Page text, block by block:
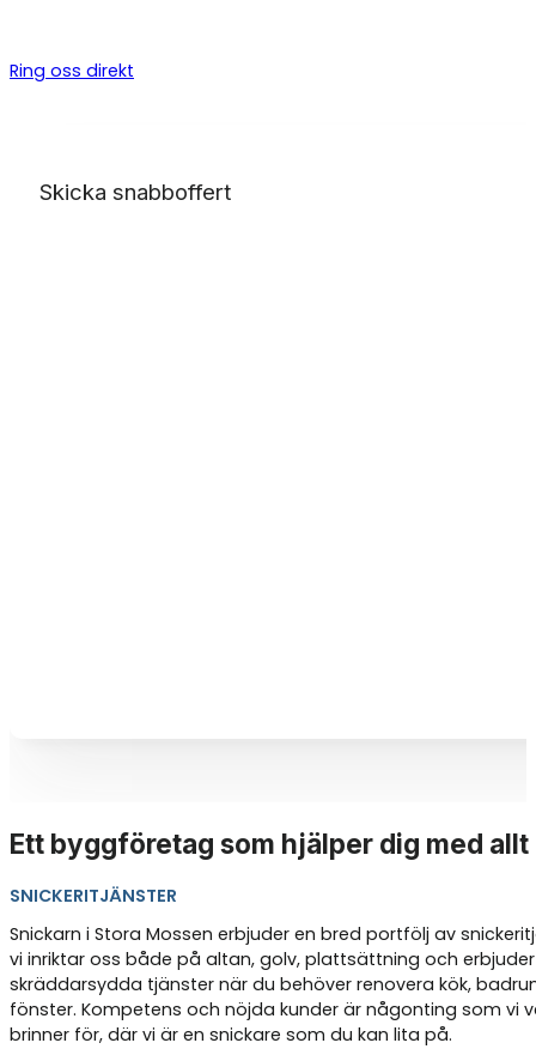
Ring oss direkt
Skicka snabboffert
Ett byggföretag som hjälper dig med allt
SNICKERITJÄNSTER
Snickarn i Stora Mossen erbjuder en bred portfölj av
vi inriktar oss både på altan, golv, plattsättning och erbjuder
skräddarsydda tjänster när du behöver renovera kök,
fönster. Kompetens och nöjda kunder är någonting som vi
brinner för, där vi är en snickare som du kan lita på.